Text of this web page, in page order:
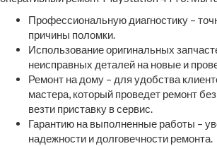
Профессиональную диагностику –
причины поломки.
Использование оригинальных
неисправных деталей на новые и
Ремонт на дому – для удобства
мастера, который проведет ремонт
везти приставку в сервис.
Гарантию на выполненные работы –
надежности и долговечности ремонта.